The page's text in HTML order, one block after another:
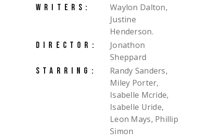
WRITERS:
Waylon Dalton,
Justine
Henderson.
DIRECTOR:
Jonathon
Sheppard
STARRING:
Randy Sanders,
Miley Porter,
Isabelle Mcride,
Isabelle Uride,
Leon Mays, Phillip
Simon